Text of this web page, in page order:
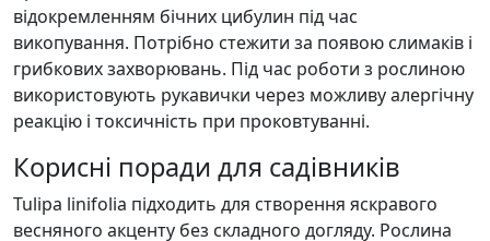
відокремленням бічних цибулин під час
викопування. Потрібно стежити за появою слимаків і
грибкових захворювань. Під час роботи з рослиною
використовують рукавички через можливу алергічну
реакцію і токсичність при проковтуванні.
Корисні поради для садівників
Tulipa linifolia підходить для створення яскравого
весняного акценту без складного догляду. Рослина